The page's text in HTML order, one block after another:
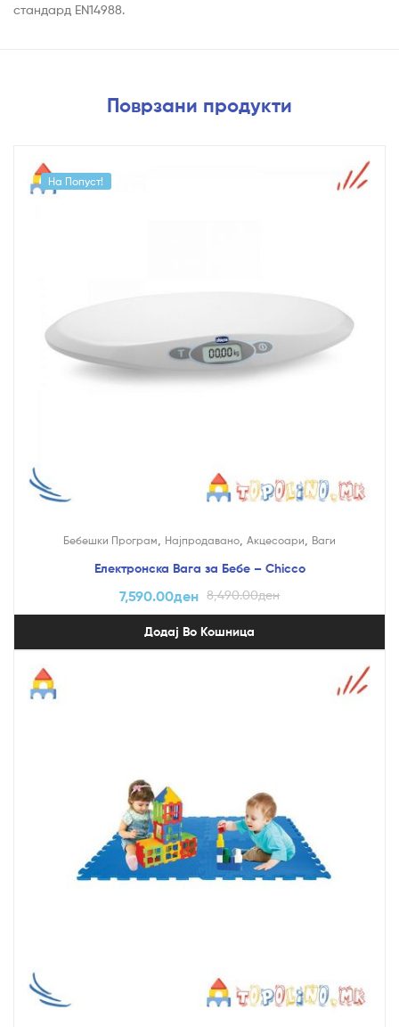
стандард EN14988.
Поврзани продукти
На Попуст!
Бебешки Програм Најпродавано Акцесоари Ваги
Електронска Вага за Бебе – Chicco
8,490.00ден
7,590.00ден
Додај Во Кошница